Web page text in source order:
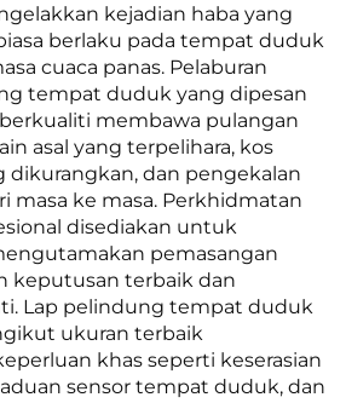
kejadian haba yang
berlaku pada tempat duduk
cuaca panas. Pelaburan
tempat duduk yang dipesan
membawa pulangan
asal yang terpelihara, kos
dikurangkan, dan pengekalan
masa ke masa. Perkhidmatan
disediakan untuk
pemasangan
keputusan terbaik dan
Lap pelindung tempat duduk
ukuran terbaik
khas seperti keserasian
sensor tempat duduk, dan